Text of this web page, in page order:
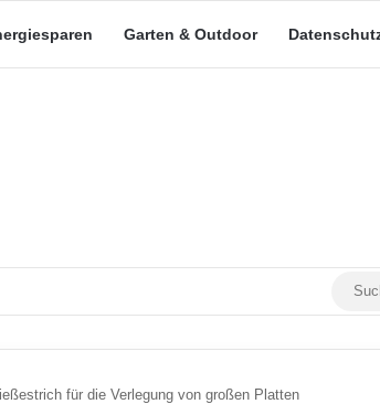
Garten & Outdoor
Mastodon
Skin
für die Verlegung von großen Platten